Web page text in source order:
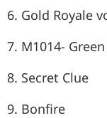
6. Gold Royale
7. M1014-
8. Secret Clue
9. Bonfire